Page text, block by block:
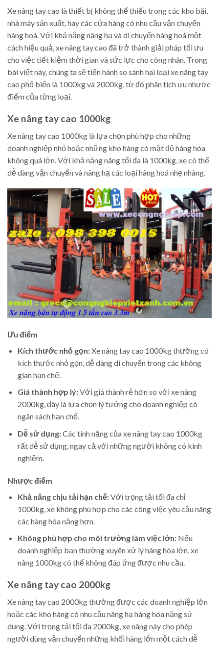
Xe nâng tay cao là thiết bị không thể thiếu trong các kho bãi,
nhà máy sản xuất, hay các cửa hàng có nhu cầu vận chuyển
hàng hoá. Với khả năng nâng hạ và di chuyển hàng hoá một
cách hiệu quả, xe nâng tay cao đã trở thành giải pháp tối ưu
cho việc tiết kiệm thời gian và sức lực cho công nhân. Trong
bài viết này, chúng ta sẽ tiến hành so sánh hai loại xe nâng tay
cao phổ biến là 1000kg và 2000kg, từ đó phân tích ưu nhược
điểm của từng loại.
Xe nâng tay cao 1000kg
Xe nâng tay cao 1000kg là lựa chọn phù hợp cho những
doanh nghiệp nhỏ hoặc những kho hàng có mật độ hàng hóa
không quá lớn. Với khả năng nâng tối đa là 1000kg, xe có thể
dễ dàng vận chuyển và nâng hạ các loại hàng hoá nhẹ nhàng.
Ưu điểm
Kích thước nhỏ gọn:Xe nâng tay cao 1000kg thường có
kích thước nhỏ gọn, dễ dàng di chuyển trong các không
gian hạn chế.
Giá thành hợp lý:Với giá thành rẻ hơn so với xe nâng
2000kg, đây là lựa chọn lý tưởng cho doanh nghiệp có
ngân sách hạn chế.
Dễ sử dụng:Các tính năng của xe nâng tay cao 1000kg
rất dễ sử dụng, ngay cả với những người không có kinh
nghiệm.
Nhược điểm
Khả năng chịu tải hạn chế:Với trọng tải tối đa chỉ
1000kg, xe không phù hợp cho các công việc yêu cầu nâng
các hàng hóa nặng hơn.
Không phù hợp cho môi trường làm việc lớn:Nếu
doanh nghiệp bạn thường xuyên xử lý hàng hóa lớn, xe
nâng 1000kg có thể không đáp ứng được nhu cầu.
Xe nâng tay cao 2000kg
Xe nâng tay cao 2000kg thường được các doanh nghiệp lớn
hoặc các kho hàng có nhu cầu nâng hạ hàng hóa nặng sử
dụng. Với trọng tải tối đa 2000kg, xe nâng này cho phép
người dùng vận chuyển những khối hàng lớn một cách dễ